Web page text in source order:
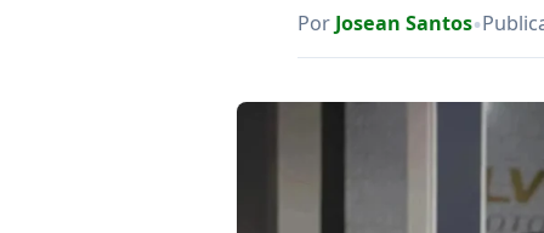
Por Josean Santos•